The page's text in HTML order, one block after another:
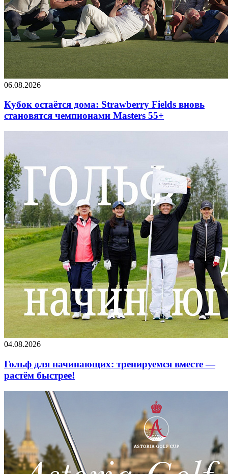
06.08.2026
Кубок остаётся дома: Strawberry Fields вновь
становятся чемпионами Masters 55+
04.08.2026
Гольф для начинающих: тренируемся вместе —
растём быстрее!